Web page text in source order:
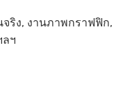
ริง, งานภาพกราฟฟิก,
ฯ